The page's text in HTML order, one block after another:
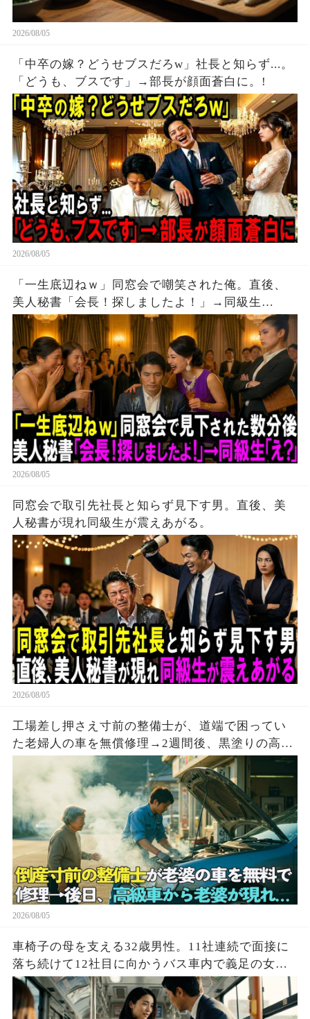
2026/08/05
「中卒の嫁？どうせブスだろw」社長と知らず...。
「どうも、ブスです」→部長が顔面蒼白に。!
2026/08/05
「一生底辺ねｗ」同窓会で嘲笑された俺。直後、
美人秘書「会長！探しましたよ！」→同級生
「え？」。
2026/08/05
同窓会で取引先社長と知らず見下す男。直後、美
人秘書が現れ同級生が震えあがる。
2026/08/05
工場差し押さえ寸前の整備士が、道端で困ってい
た老婦人の車を無償修理→2週間後、黒塗りの高級
2026/08/05
車椅子の母を支える32歳男性。11社連続で面接に
落ち続けて12社目に向かうバス車内で義足の女性
を助けた結果…